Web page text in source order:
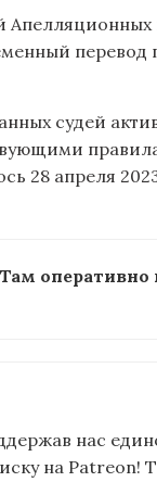
перевод
судей
28 апреля
оперативно
нас
на Patreon!